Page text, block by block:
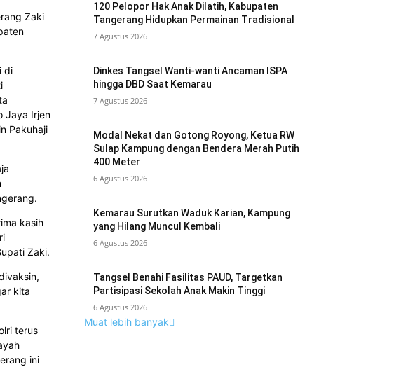
Zaki
di
Jaya Irjen
Pakuhaji
kasih
Zaki.
kita
terus
ini
120 Pelopor Hak Anak Dilatih, Kabupaten
Tangerang Hidupkan Permainan Tradisional
7 Agustus 2026
Dinkes Tangsel Wanti-wanti Ancaman ISPA
hingga DBD Saat Kemarau
7 Agustus 2026
Modal Nekat dan Gotong Royong, Ketua RW
Sulap Kampung dengan Bendera Merah Putih
400 Meter
6 Agustus 2026
Kemarau Surutkan Waduk Karian, Kampung
yang Hilang Muncul Kembali
6 Agustus 2026
Tangsel Benahi Fasilitas PAUD, Targetkan
Partisipasi Sekolah Anak Makin Tinggi
6 Agustus 2026
Muat lebih banyak